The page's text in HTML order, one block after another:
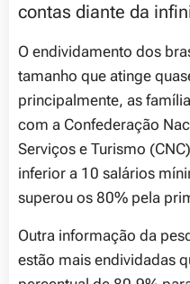
contas diante da
O endividamento dos
tamanho que atinge
principalmente, as
com a Confederação
Serviços e Turismo
inferior a 10 salários
superou os 80% pela
Outra informação da
estão mais endividadas